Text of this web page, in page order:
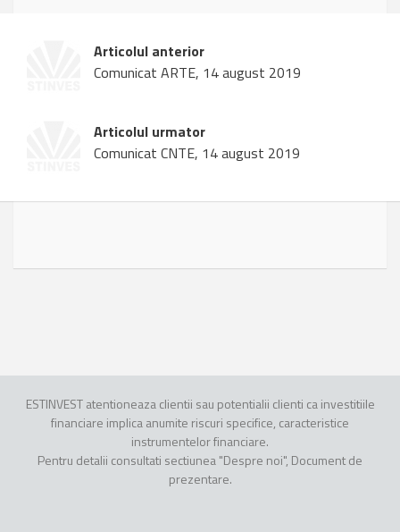
Articolul anterior
Comunicat ARTE, 14 august 2019
Articolul urmator
Comunicat CNTE, 14 august 2019
ESTINVEST atentioneaza clientii sau potentialii clienti ca investitiile
financiare implica anumite riscuri specifice, caracteristice
instrumentelor financiare.
Pentru detalii consultati sectiunea "Despre noi", Document de
prezentare.